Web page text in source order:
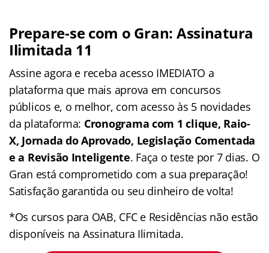
Prepare-se com o Gran: Assinatura
Ilimitada 11
Assine agora e receba acesso IMEDIATO a
plataforma que mais aprova em concursos
públicos e, o melhor, com acesso às 5 novidades
da plataforma: Cronograma com 1 clique, Raio-
X, Jornada do Aprovado, Legislação Comentada
e a Revisão Inteligente. Faça o teste por 7 dias. O
Gran está comprometido com a sua preparação!
Satisfação garantida ou seu dinheiro de volta!
*Os cursos para OAB, CFC e Residências não estão
disponíveis na Assinatura Ilimitada.